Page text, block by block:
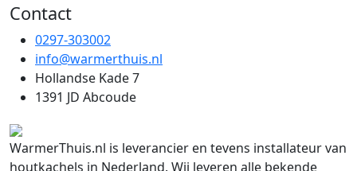
Contact
0297-303002
info@warmerthuis.nl
Hollandse Kade 7
1391 JD Abcoude
WarmerThuis.nl is leverancier en tevens installateur van
houtkachels in Nederland. Wij leveren alle bekende